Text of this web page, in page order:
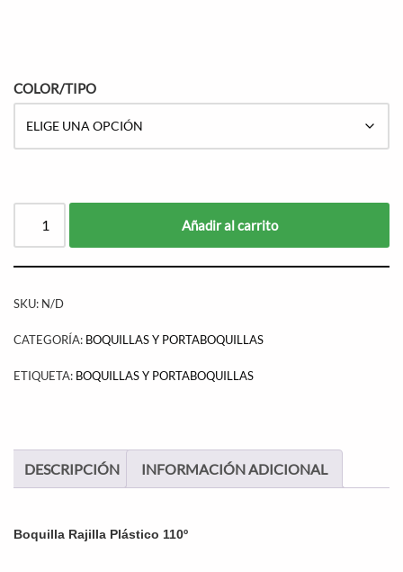
COLOR/TIPO
Añadir al carrito
SKU: N/D
CATEGORÍA: BOQUILLAS Y PORTABOQUILLAS
ETIQUETA: BOQUILLAS Y PORTABOQUILLAS
DESCRIPCIÓN INFORMACIÓN ADICIONAL
Boquilla Rajilla Plástico 110º